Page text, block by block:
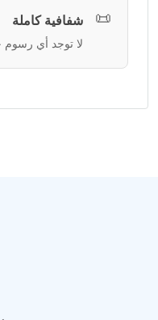
📜 شفافية كاملة
لا توجد أي